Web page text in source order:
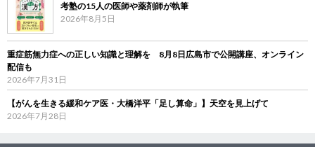
考塾の15人の医師や薬剤師が執筆
2026年8月5日
重症筋無力症への正しい知識と理解を 8月8日広島市で公開講座、オンライン
配信も
2026年7月31日
【がんを生きる緩和ケア医・大橋洋平「足し算命」】天空を見上げて
2026年7月28日